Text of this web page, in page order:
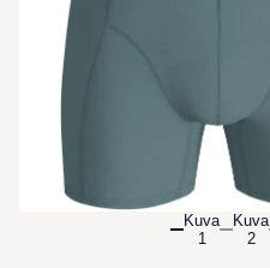
Kuva
1
Kuva
2